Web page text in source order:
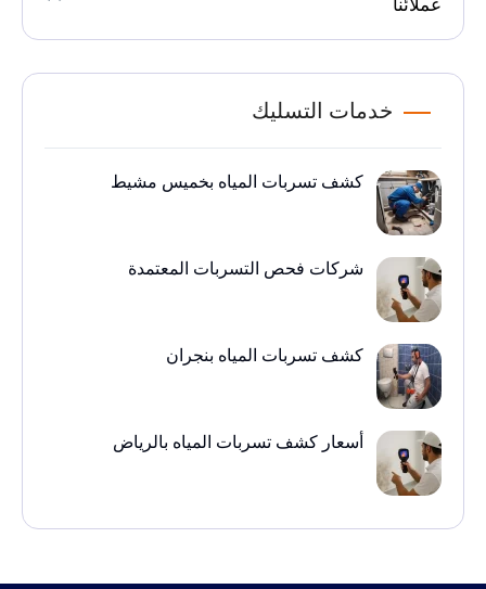
عملائنا
خدمات التسليك
كشف تسربات المياه بخميس مشيط
شركات فحص التسربات المعتمدة
كشف تسربات المياه بنجران
أسعار كشف تسربات المياه بالرياض